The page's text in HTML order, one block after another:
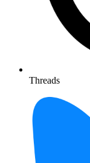
Threads